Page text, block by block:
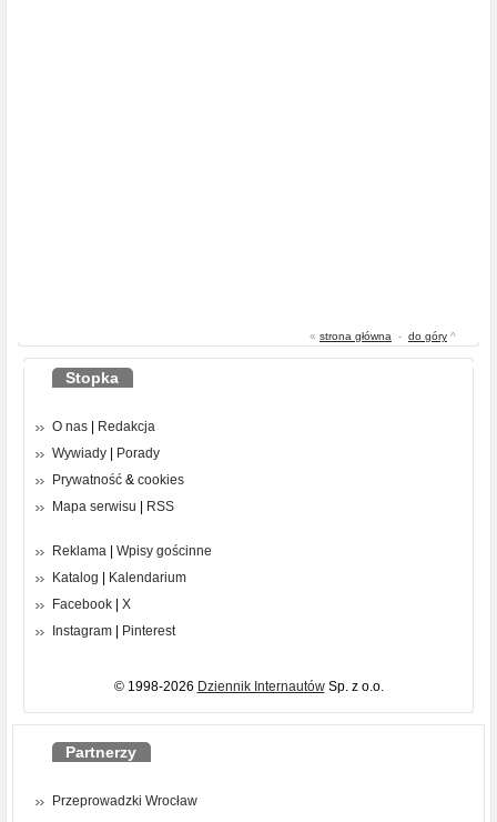
« strona główna - do góry ^
Stopka
O nas
Redakcja
Wywiady
Porady
Prywatność & cookies
Mapa serwisu
RSS
Reklama
Wpisy gościnne
Katalog
Kalendarium
Facebook
X
Instagram
Pinterest
© 1998-2026 Dziennik InternautówSp. z o.o.
Partnerzy
Przeprowadzki Wrocław